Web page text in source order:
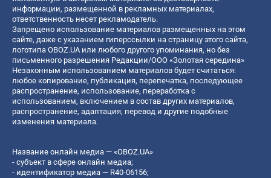
информации, размещенной в рекламных материалах,
ответственность несет рекламодатель.
Запрещено использование материалов размещенных на этом
сайте, даже с указанием гиперссылки на страницу этого сайта,
логотипа OBOZ.UA или любого другого упоминания, но без
письменного разрешения Редакции/ООО «Золотая середина»
Незаконным использованием материалов будет считаться:
любое копирование, публикация, перепечатка, последующее
распространение, использование, переработка с
использованием, включением в состав других материалов,
распространение, адаптация, перевод и другие подобные
изменения материала.
Название онлайн медиа — «OBOZ.UA»
- субъект в сфере онлайн медиа;
- идентификатор медиа — R40-06156;